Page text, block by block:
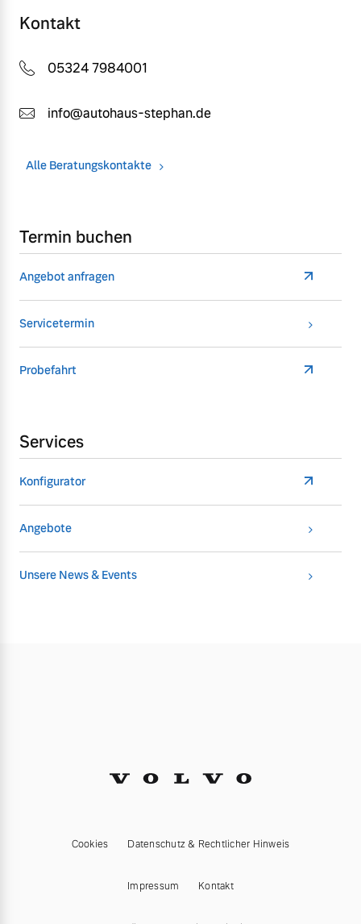
Kontakt
05324 7984001
info@autohaus-stephan.de
Alle Beratungskontakte
Termin buchen
Angebot anfragen
Servicetermin
Probefahrt
Services
Konfigurator
Angebote
Unsere News & Events
Cookies Datenschutz & Rechtlicher Hinweis
Impressum Kontakt